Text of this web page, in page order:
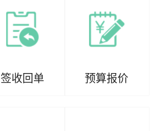
签收回单 预算报价